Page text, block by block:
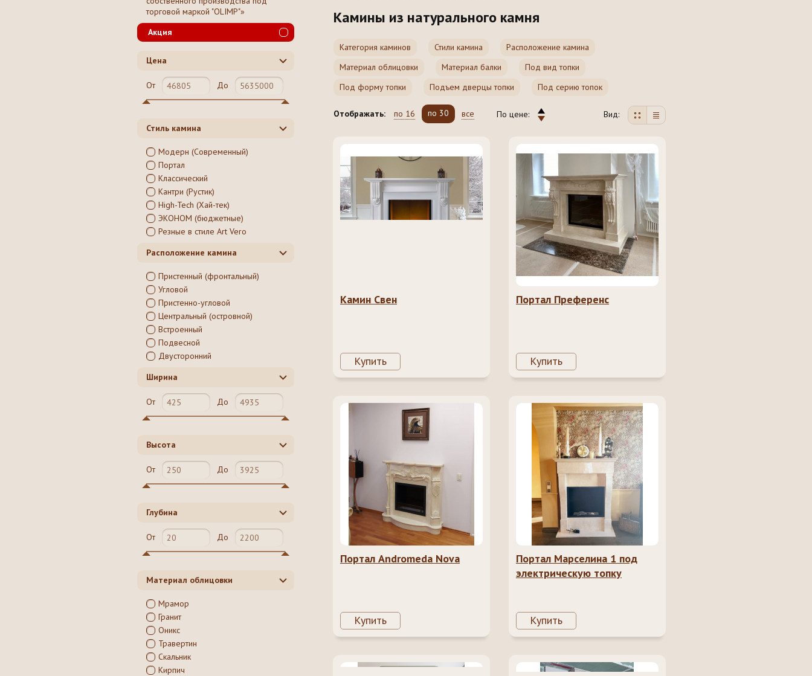
Камины из натурального камня
Категория каминов Стили камина
Расположение камина
Материал облицовки
Материал балки
Под вид топки
Под форму топки
Подъем дверцы топки Под серию топок
Отображать: по 16 по 30 все По цене: Вид:
Камин Свен
Купить
Портал Преференс
Купить
Портал Andromeda Nova
Купить
Портал Марселина 1 под
электрическую топку
Купить
торговой маркой "OLIMP"»
Акция
Цена
От До
Стиль камина
Модерн (Современный)
Портал
Классический
Кантри (Рустик)
High-Tech (Хай-тек)
ЭКОНОМ (бюджетные)
Резные в стиле Art Vero
Расположение камина
Пристенный (фронтальный)
Угловой
Пристенно-угловой
Центральный (островной)
Встроенный
Подвесной
Двусторонний
Ширина
От До
Высота
От До
Глубина
От До
Материал облицовки
Мрамор
Гранит
Оникс
Травертин
Скальник
Кирпич